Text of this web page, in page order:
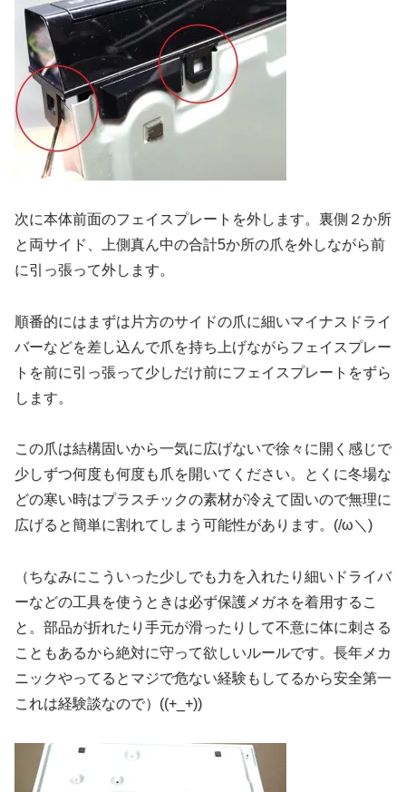
次に本体前面のフェイスプレートを外します。裏側２か所
と両サイド、上側真ん中の合計5か所の爪を外しながら前
に引っ張って外します。
順番的にはまずは片方のサイドの爪に細いマイナスドライ
バーなどを差し込んで爪を持ち上げながらフェイスプレー
トを前に引っ張って少しだけ前にフェイスプレートをずら
します。
この爪は結構固いから一気に広げないで徐々に開く感じで
少しずつ何度も何度も爪を開いてください。とくに冬場な
どの寒い時はプラスチックの素材が冷えて固いので無理に
広げると簡単に割れてしまう可能性があります。(/ω＼)
（ちなみにこういった少しでも力を入れたり細いドライバ
ーなどの工具を使うときは必ず保護メガネを着用するこ
と。部品が折れたり手元が滑ったりして不意に体に刺さる
こともあるから絶対に守って欲しいルールです。長年メカ
ニックやってるとマジで危ない経験もしてるから安全第一
これは経験談なので）((+_+))